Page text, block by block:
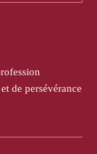
de persévérance